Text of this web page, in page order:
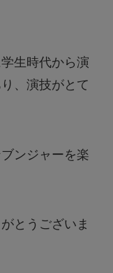
生時代から演
、演技がとて
ンジャーを楽
とうございま